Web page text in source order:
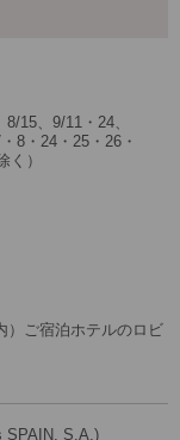
15、9/11・24、
8・24・25・26・
く）
）ご宿泊ホテルのロビ
SPAIN, S.A.)